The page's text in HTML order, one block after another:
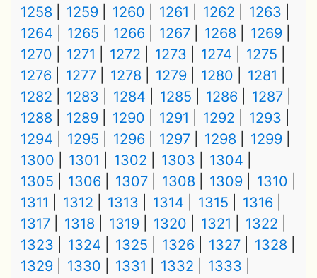
1258
1259 1260 1261 1262
1263
1264
1265 1266 1267 1268
1269
1270
1271 1272 1273 1274
1275
1276
1277 1278 1279 1280
1281
1282
1283 1284 1285 1286
1287
1288
1289 1290 1291 1292
1293
1294
1295 1296 1297 1298
1299
1300
1301 1302 1303
1304
1305
1306 1307 1308 1309
1310
1311
1312 1313 1314 1315
1316
1317
1318 1319 1320 1321
1322
1323
1324 1325 1326 1327
1328
1329
1330 1331 1332
1333